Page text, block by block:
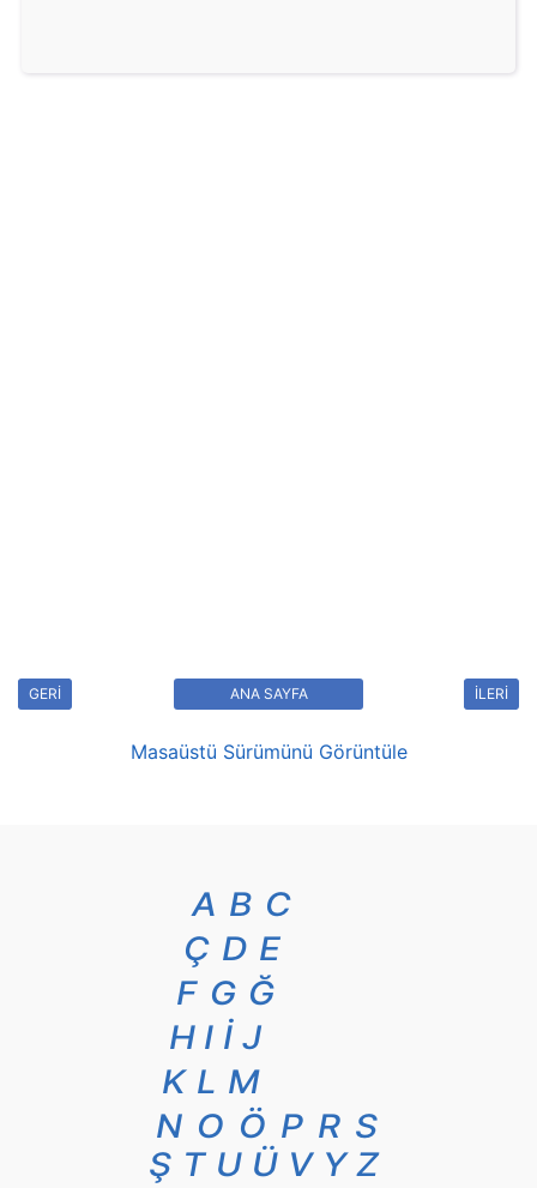
GERİ İLERİ
ANA SAYFA
Masaüstü Sürümünü Görüntüle
A B C
Ç D E
F G Ğ
H I İ J
K L M
N O Ö P R S
Ş T U Ü V Y Z